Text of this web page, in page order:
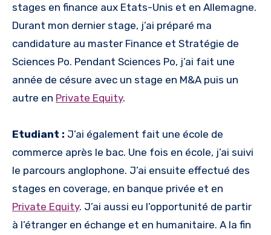
stages en finance aux Etats-Unis et en Allemagne.
Durant mon dernier stage, j’ai préparé ma
candidature au master Finance et Stratégie de
Sciences Po. Pendant Sciences Po, j’ai fait une
année de césure avec un stage en M&A puis un
autre en Private Equity.
Etudiant : J’ai également fait une école de
commerce après le bac. Une fois en école, j’ai suivi
le parcours anglophone. J’ai ensuite effectué des
stages en coverage, en banque privée et en
Private Equity. J’ai aussi eu l’opportunité de partir
à l’étranger en échange et en humanitaire. A la fin